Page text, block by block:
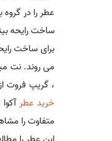
عطر را در
ساخت رایحه
برای ساخت
می روند. نت
، گریپ فروت
خرید عطر
متفاوت را